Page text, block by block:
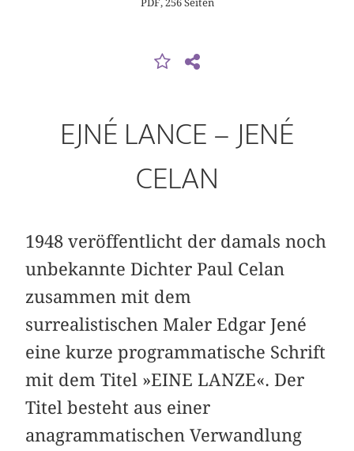
EJNÉ LANCE – JENÉ
CELAN
1948 veröffentlicht der damals noch
unbekannte Dichter Paul Celan
zusammen mit dem
surrealistischen Maler Edgar Jené
eine kurze programmatische Schrift
mit dem Titel »EINE LANZE«. Der
Titel besteht aus einer
anagrammatischen Verwandlung